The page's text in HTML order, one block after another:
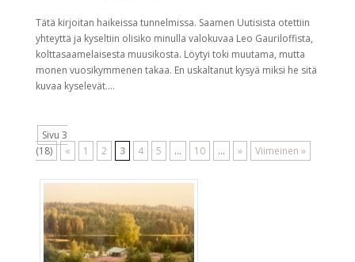
Tätä kirjoitan haikeissa tunnelmissa. Saamen Uutisista otettiin
yhteyttä ja kyseltiin olisiko minulla valokuvaa Leo Gauriloffista,
kolttasaamelaisesta muusikosta. Löytyi toki muutama, mutta
monen vuosikymmenen takaa. En uskaltanut kysyä miksi he sitä
kuvaa kyselevät....
Sivu 3
(18)
« 1 2 3 4 5 ... 10 ... » Viimeinen »